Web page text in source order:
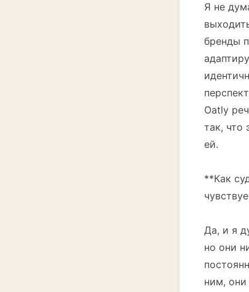
Я не
бренды
Oatly
так, что
ей.
**Как
Да, и я
но они
ним, они